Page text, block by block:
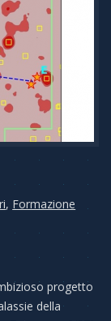
, Formazione
progetto
della